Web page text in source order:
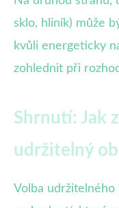
sklo, hliník) může
kvůli energeticky
zohlednit při
Shrnutí: Jak
udržitelný
Volba udržitelného